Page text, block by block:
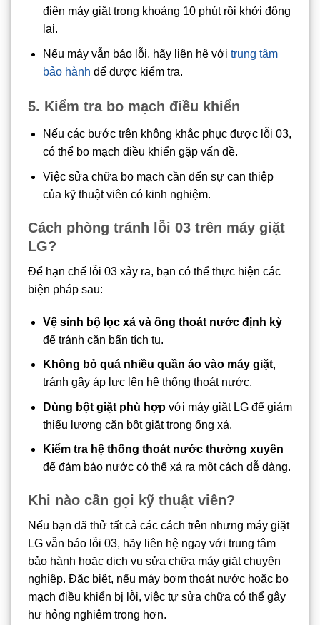
điện máy giặt trong khoảng 10 phút rồi khởi động
lại.
Nếu máy vẫn báo lỗi, hãy liên hệ với trung tâm
bảo hành để được kiểm tra.
5. Kiểm tra bo mạch điều khiển
Nếu các bước trên không khắc phục được lỗi 03,
có thể bo mạch điều khiển gặp vấn đề.
Việc sửa chữa bo mạch cần đến sự can thiệp
của kỹ thuật viên có kinh nghiệm.
Cách phòng tránh lỗi 03 trên máy giặt
LG?
Để hạn chế lỗi 03 xảy ra, bạn có thể thực hiện các
biện pháp sau:
Vệ sinh bộ lọc xả và ống thoát nước định kỳ
để tránh cặn bẩn tích tụ.
Không bỏ quá nhiều quần áo vào máy giặt,
tránh gây áp lực lên hệ thống thoát nước.
Dùng bột giặt phù hợpvới máy giặt LG để giảm
thiểu lượng cặn bột giặt trong ống xả.
Kiểm tra hệ thống thoát nước thường xuyên
để đảm bảo nước có thể xả ra một cách dễ dàng.
Khi nào cần gọi kỹ thuật viên?
Nếu bạn đã thử tất cả các cách trên nhưng máy giặt
LG vẫn báo lỗi 03, hãy liên hệ ngay với trung tâm
bảo hành hoặc dịch vụ sửa chữa máy giặt chuyên
nghiệp. Đặc biệt, nếu máy bơm thoát nước hoặc bo
mạch điều khiển bị lỗi, việc tự sửa chữa có thể gây
hư hỏng nghiêm trọng hơn.